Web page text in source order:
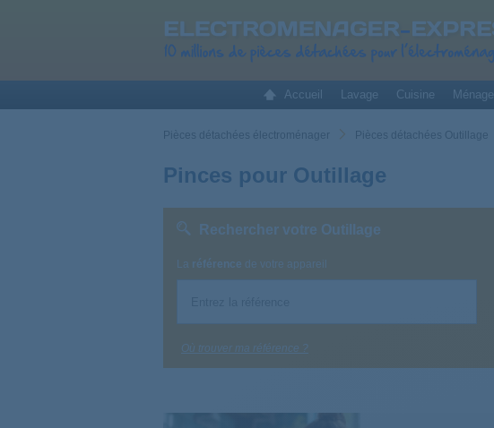
Accueil Lavage Cuisine Ménage
Pièces détachées électroménager Pièces détachées Outillage
Pinces pour Outillage
Rechercher votre Outillage
La référence de votre appareil
Où trouver ma référence ?